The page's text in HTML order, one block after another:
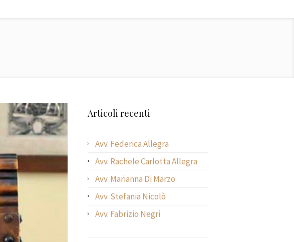
Articoli recenti
Avv. Federica Allegra
Avv. Rachele Carlotta Allegra
Avv. Marianna Di Marzo
Avv. Stefania Nicolò
Avv. Fabrizio Negri